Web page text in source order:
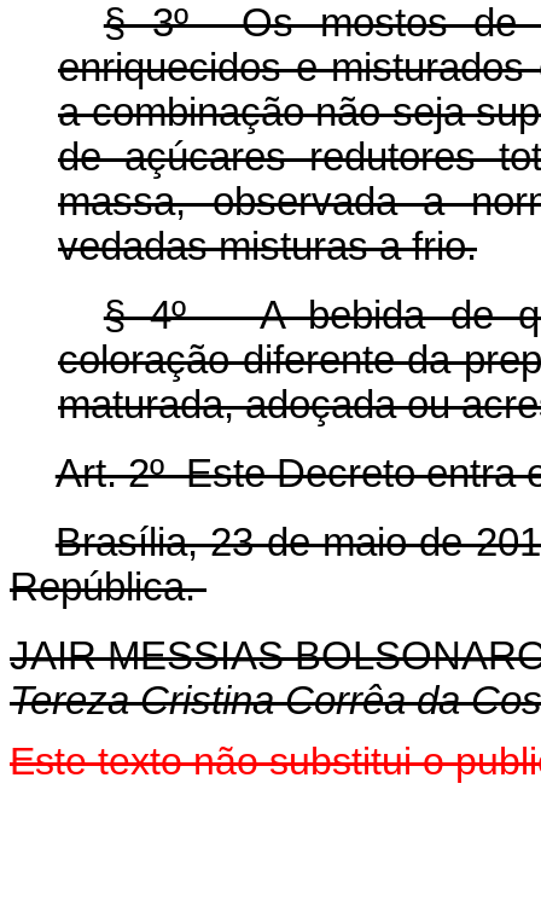
§ 3º Os mostos de
enriquecidos e
a combinação não seja
de açúcares redutores
massa, observada a
vedadas misturas a frio.
§ 4º A bebida de
coloração diferente da
maturada, adoçada ou
Art. 2º Este Decreto entra
Brasília, 23 de maio de
República.
JAIR MESSIAS
Tereza Cristina Corrêa da
Este texto não substitui o